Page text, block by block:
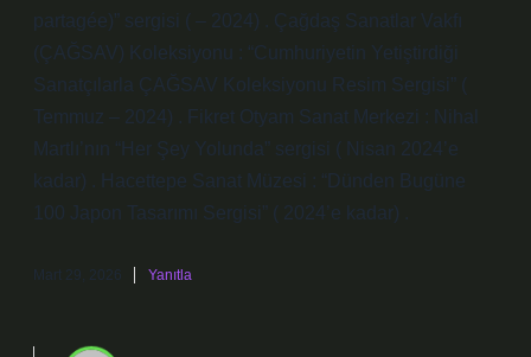
partagée)” sergisi ( – 2024) . Çağdaş Sanatlar Vakfı
(ÇAĞSAV) Koleksiyonu : “Cumhuriyetin Yetiştirdiği
Sanatçılarla ÇAĞSAV Koleksiyonu Resim Sergisi” (
Temmuz – 2024) . Fikret Otyam Sanat Merkezi : Nihal
Martlı’nın “Her Şey Yolunda” sergisi ( Nisan 2024’e
kadar) . Hacettepe Sanat Müzesi : “Dünden Bugüne
100 Japon Tasarımı Sergisi” ( 2024’e kadar) .
Mart 29, 2026 Yanıtla